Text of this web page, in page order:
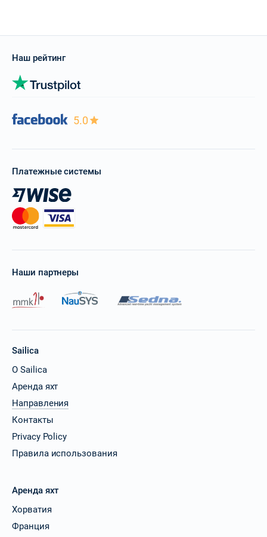
Наш рейтинг
5.0
Платежные системы
Наши партнеры
Sailica
О Sailica
Аренда яхт
Направления
Контакты
Privacy Policy
Правила использования
Аренда яхт
Хорватия
Франция